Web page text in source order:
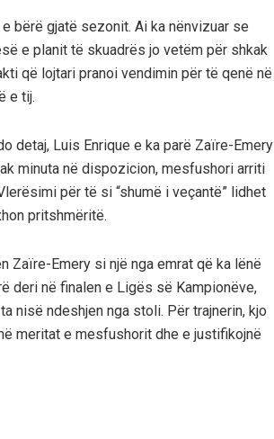
bërë gjatë sezonit. Ai ka nënvizuar se
e planit të skuadrës jo vetëm për shkak
që lojtari pranoi vendimin për të qenë në
e tij.
detaj, Luis Enrique e ka parë Zaïre-Emery
minuta në dispozicion, mesfushori arriti
për të si “shumë i veçantë” lidhet
pritshmëritë.
Zaïre-Emery si një nga emrat që ka lënë
deri në finalen e Ligës së Kampionëve,
nisë ndeshjen nga stoli. Për trajnerin, kjo
meritat e mesfushorit dhe e justifikojnë